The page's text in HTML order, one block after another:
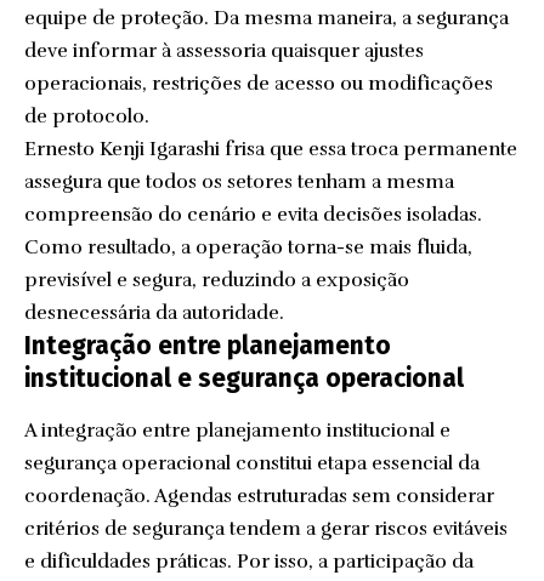
equipe de proteção. Da mesma maneira, a segurança
deve informar à assessoria quaisquer ajustes
operacionais, restrições de acesso ou modificações
de protocolo.
Ernesto Kenji Igarashi frisa que essa troca permanente
assegura que todos os setores tenham a mesma
compreensão do cenário e evita decisões isoladas.
Como resultado, a operação torna-se mais fluida,
previsível e segura, reduzindo a exposição
desnecessária da autoridade.
Integração entre planejamento
institucional e segurança operacional
A integração entre planejamento institucional e
segurança operacional constitui etapa essencial da
coordenação. Agendas estruturadas sem considerar
critérios de segurança tendem a gerar riscos evitáveis
e dificuldades práticas. Por isso, a participação da